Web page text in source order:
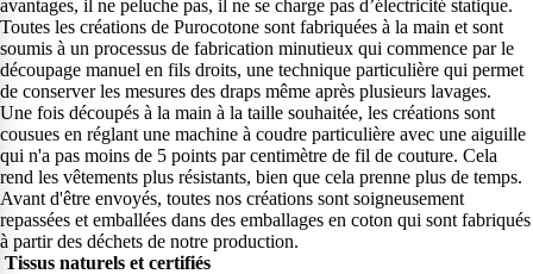
avantages, il ne peluche pas, il ne se charge pas d’électricité statique.
Toutes les créations de Purocotone sont fabriquées à la main et sont
soumis à un processus de fabrication minutieux qui commence par le
découpage manuel en fils droits, une technique particulière qui permet
de conserver les mesures des draps même après plusieurs lavages.
Une fois découpés à la main à la taille souhaitée, les créations sont
cousues en réglant une machine à coudre particulière avec une aiguille
qui n'a pas moins de 5 points par centimètre de fil de couture. Cela
rend les vêtements plus résistants, bien que cela prenne plus de temps.
Avant d'être envoyés, toutes nos créations sont soigneusement
repassées et emballées dans des emballages en coton qui sont fabriqués
à partir des déchets de notre production.
Tissus naturels et certifiés